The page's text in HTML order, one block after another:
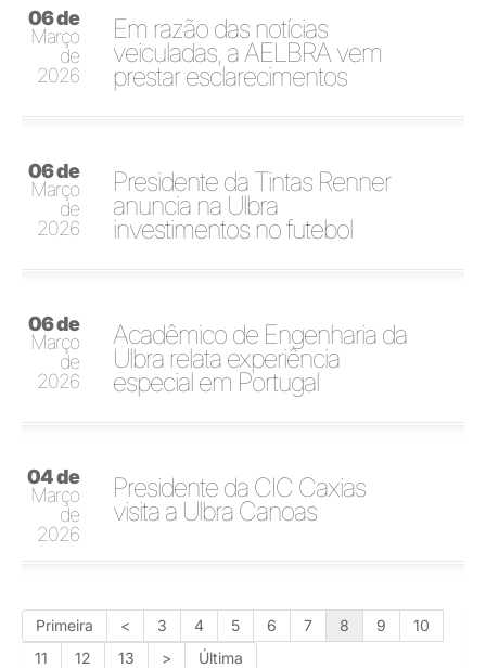
06 de
Março
de
2026
Em razão das notícias
veiculadas, a AELBRA vem
prestar esclarecimentos
06 de
Março
de
2026
Presidente da Tintas Renner
anuncia na Ulbra
investimentos no futebol
06 de
Março
de
2026
Acadêmico de Engenharia da
Ulbra relata experiência
especial em Portugal
04 de
Março
de
2026
Presidente da CIC Caxias
visita a Ulbra Canoas
Primeira < 3 4 5 6 7 8 9
10
11
12 13 > Última